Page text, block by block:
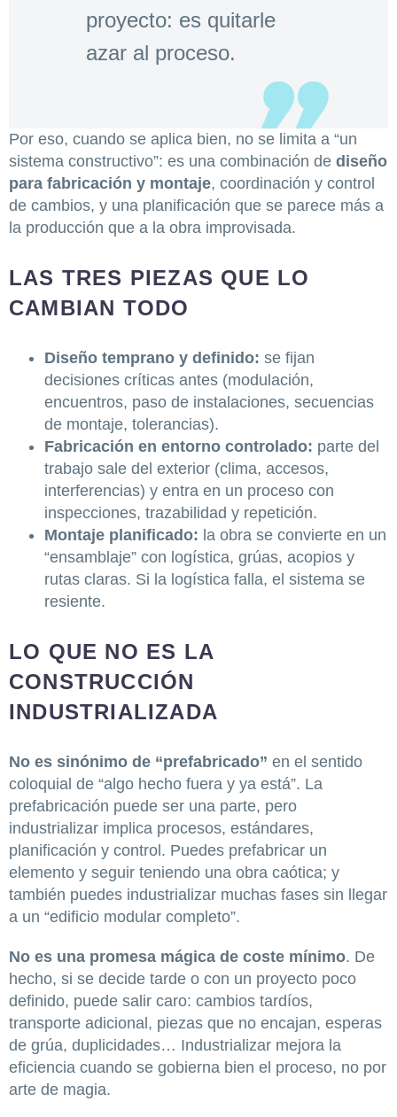
proyecto: es quitarle
azar al proceso.
Por eso, cuando se aplica bien, no se limita a “un
sistema constructivo”: es una combinación de diseño
para fabricación y montaje, coordinación y control
de cambios, y una planificación que se parece más a
la producción que a la obra improvisada.
LAS TRES PIEZAS QUE LO
CAMBIAN TODO
Diseño temprano y definido: se fijan
decisiones críticas antes (modulación,
encuentros, paso de instalaciones, secuencias
de montaje, tolerancias).
Fabricación en entorno controlado: parte del
trabajo sale del exterior (clima, accesos,
interferencias) y entra en un proceso con
inspecciones, trazabilidad y repetición.
Montaje planificado: la obra se convierte en un
“ensamblaje” con logística, grúas, acopios y
rutas claras. Si la logística falla, el sistema se
resiente.
LO QUE NO ES LA
CONSTRUCCIÓN
INDUSTRIALIZADA
No es sinónimo de “prefabricado” en el sentido
coloquial de “algo hecho fuera y ya está”. La
prefabricación puede ser una parte, pero
industrializar implica procesos, estándares,
planificación y control. Puedes prefabricar un
elemento y seguir teniendo una obra caótica; y
también puedes industrializar muchas fases sin llegar
a un “edificio modular completo”.
No es una promesa mágica de coste mínimo. De
hecho, si se decide tarde o con un proyecto poco
definido, puede salir caro: cambios tardíos,
transporte adicional, piezas que no encajan, esperas
de grúa, duplicidades… Industrializar mejora la
eficiencia cuando se gobierna bien el proceso, no por
arte de magia.